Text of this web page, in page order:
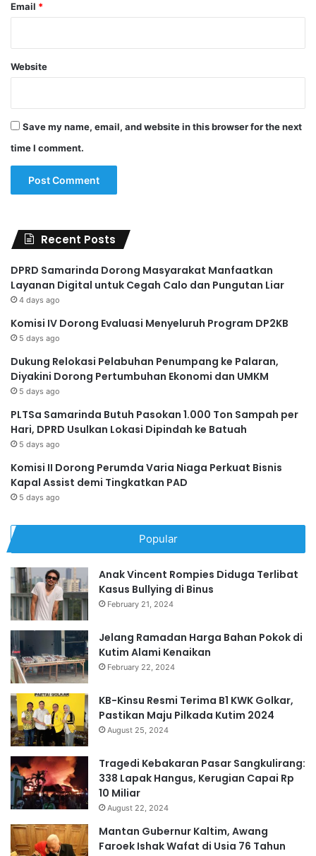
Email *
Website
Save my name, email, and website in this browser for the next
time I comment.
Recent Posts
DPRD Samarinda Dorong Masyarakat Manfaatkan
Layanan Digital untuk Cegah Calo dan Pungutan Liar
4 days ago
Komisi IV Dorong Evaluasi Menyeluruh Program DP2KB
5 days ago
Dukung Relokasi Pelabuhan Penumpang ke Palaran,
Diyakini Dorong Pertumbuhan Ekonomi dan UMKM
5 days ago
PLTSa Samarinda Butuh Pasokan 1.000 Ton Sampah per
Hari, DPRD Usulkan Lokasi Dipindah ke Batuah
5 days ago
Komisi II Dorong Perumda Varia Niaga Perkuat Bisnis
Kapal Assist demi Tingkatkan PAD
5 days ago
Popular
Anak Vincent Rompies Diduga Terlibat
Kasus Bullying di Binus
February 21, 2024
Jelang Ramadan Harga Bahan Pokok di
Kutim Alami Kenaikan
February 22, 2024
KB-Kinsu Resmi Terima B1 KWK Golkar,
Pastikan Maju Pilkada Kutim 2024
August 25, 2024
Tragedi Kebakaran Pasar Sangkulirang:
338 Lapak Hangus, Kerugian Capai Rp
10 Miliar
August 22, 2024
Mantan Gubernur Kaltim, Awang
Faroek Ishak Wafat di Usia 76 Tahun